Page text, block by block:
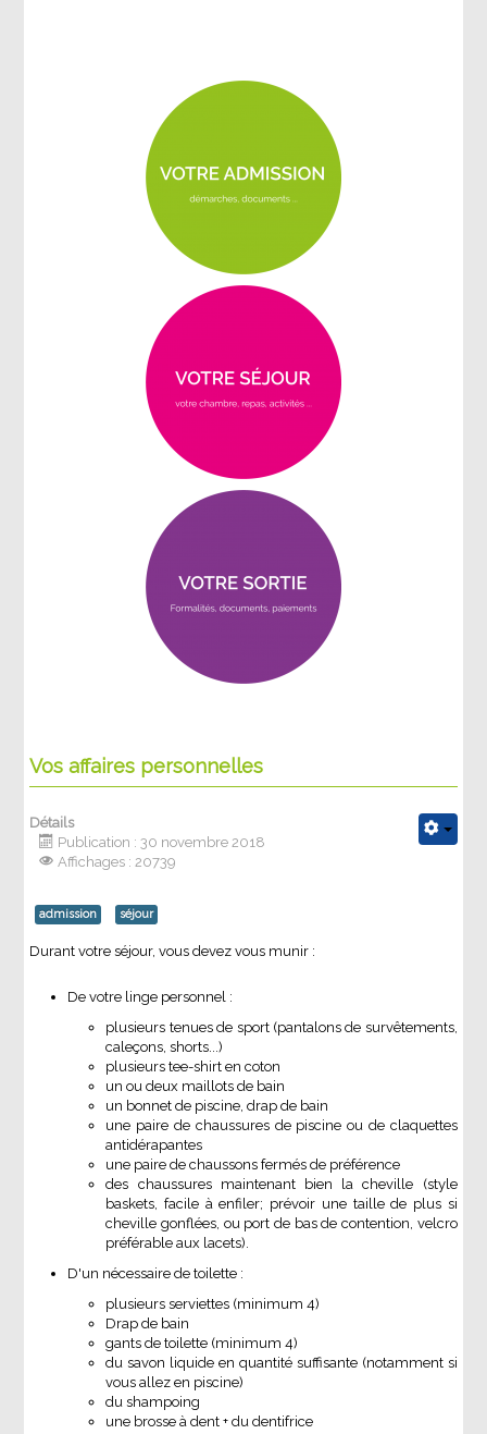
Vos affaires personnelles
Détails
Publication : 30 novembre 2018
Affichages : 20739
admission séjour
Durant votre séjour, vous devez vous munir :
De votre linge personnel :
plusieurs tenues de sport (pantalons de survêtements,
caleçons, shorts...)
plusieurs tee-shirt en coton
un ou deux maillots de bain
un bonnet de piscine, drap de bain
une paire de chaussures de piscine ou de claquettes
antidérapantes
une paire de chaussons fermés de préférence
des chaussures maintenant bien la cheville (style
baskets, facile à enfiler; prévoir une taille de plus si
cheville gonflées, ou port de bas de contention, velcro
préférable aux lacets).
D'un nécessaire de toilette :
plusieurs serviettes (minimum 4)
Drap de bain
gants de toilette (minimum 4)
du savon liquide en quantité suffisante (notamment si
vous allez en piscine)
du shampoing
une brosse à dent + du dentifrice